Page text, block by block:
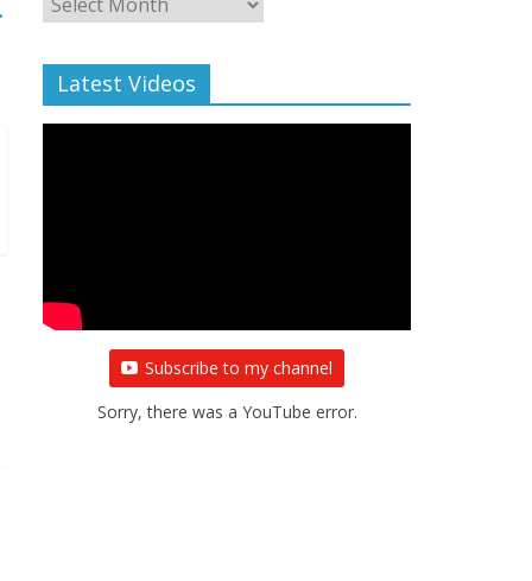
Archive
Latest Videos
Subscribe to my channel
Sorry, there was a YouTube error.